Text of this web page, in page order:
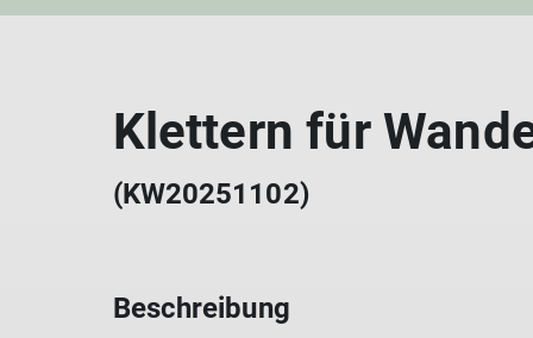
Mitgliedschaft
Kurse
Kletterausbildung
DAV-Kurse
Die Kletteranlagen
Außenanlage
Bergsteigen
Kontakt
MTB
unser Beitrag
Klettern für
(KW20251102)
Beschreibung